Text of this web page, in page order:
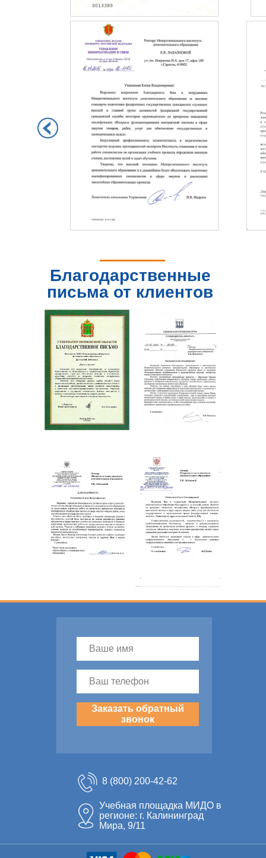
Благодарственные
письма от клиентов
8 (800) 200-42-62
Учебная площадка МИДО в
регионе: г. Калининград
Мира, 9/11
Заказать обратный
звонок